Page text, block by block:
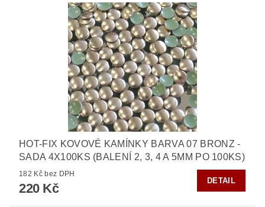
HOT-FIX KOVOVÉ KAMÍNKY BARVA 07 BRONZ -
SADA 4X100KS (BALENÍ 2, 3, 4 A 5MM PO 100KS)
182 Kč bez DPH
220 Kč
DETAIL